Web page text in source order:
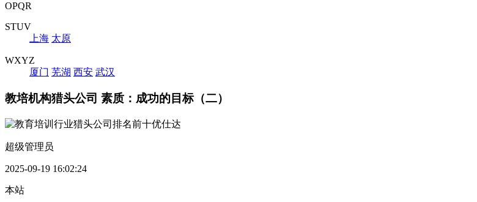
OPQR
STUV
上海 太原
WXYZ
厦门 芜湖 西安 武汉
教培机构猎头公司 素质：成功的目标（二）
超级管理员
2025-09-19 16:02:24
本站